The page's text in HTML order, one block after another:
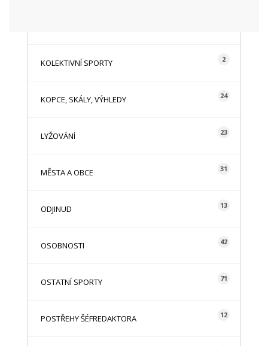
KOLEKTIVNÍ SPORTY 2
KOPCE, SKÁLY, VÝHLEDY 24
LYŽOVÁNÍ 23
MĚSTA A OBCE 31
ODJINUD 13
OSOBNOSTI 42
OSTATNÍ SPORTY 71
POSTŘEHY ŠÉFREDAKTORA 12